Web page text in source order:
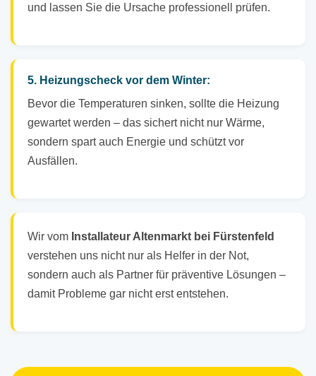
und lassen Sie die Ursache professionell prüfen.
5. Heizungscheck vor dem Winter:
Bevor die Temperaturen sinken, sollte die Heizung
gewartet werden – das sichert nicht nur Wärme,
sondern spart auch Energie und schützt vor
Ausfällen.
Wir vom Installateur Altenmarkt bei Fürstenfeld
verstehen uns nicht nur als Helfer in der Not,
sondern auch als Partner für präventive Lösungen –
damit Probleme gar nicht erst entstehen.